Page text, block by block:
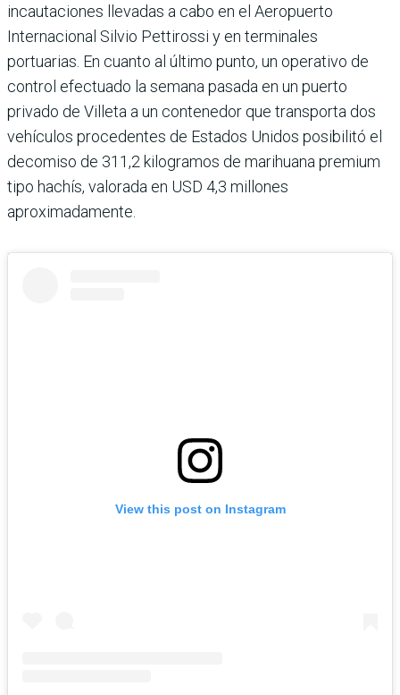
incautaciones llevadas a cabo en el Aeropuerto
Internacional Silvio Pettirossi y en terminales
portuarias. En cuanto al último punto, un operativo de
control efectuado la semana pasada en un puerto
privado de Villeta a un contenedor que transporta dos
vehículos procedentes de Estados Unidos posibilitó el
decomiso de 311,2 kilogramos de marihuana premium
tipo hachís, valorada en USD 4,3 millones
aproximadamente.
View this post on Instagram